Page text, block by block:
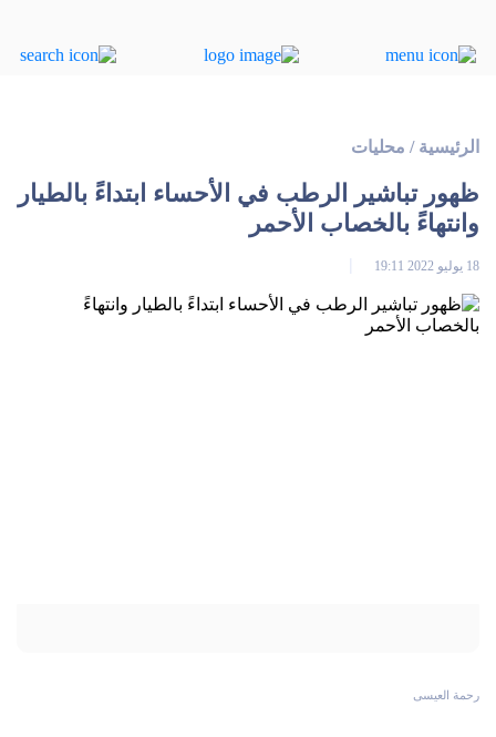
الرئيسية / محليات
ظهور تباشير الرطب في الأحساء ابتداءً بالطيار
وانتهاءً بالخصاب الأحمر
18 يوليو 2022 19:11
رحمة العيسى